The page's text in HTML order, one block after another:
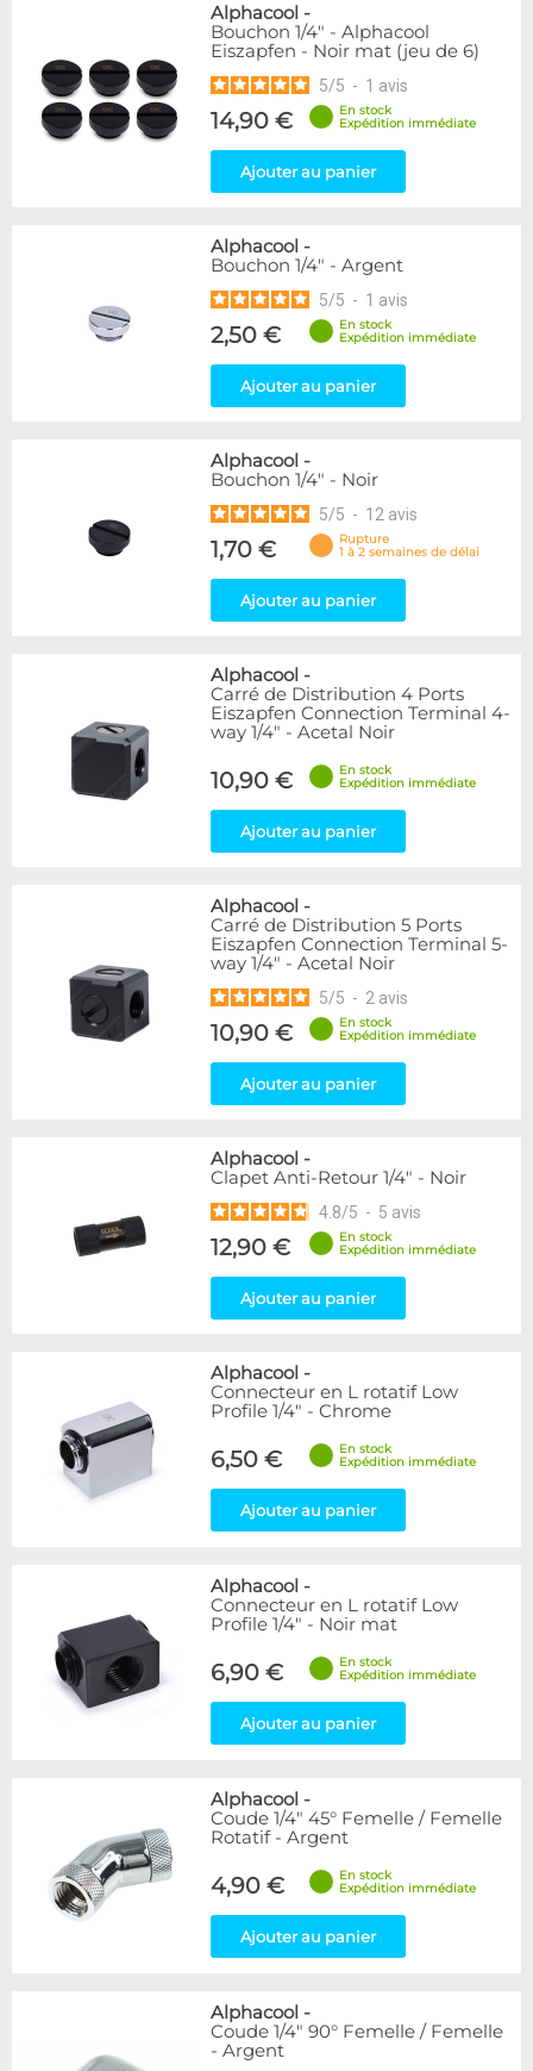
Alphacool -
Bouchon 1/4" - Alphacool
Eiszapfen - Noir mat (jeu de 6)
5/5 - 1 avis
14,90 €
En stock
Expédition immédiate
Ajouter au panier
Alphacool -
Bouchon 1/4" - Argent
5/5 - 1 avis
2,50 €
En stock
Expédition immédiate
Ajouter au panier
Alphacool -
Bouchon 1/4" - Noir
5/5 - 12 avis
1,70 €
Rupture
1 à 2 semaines de délai
Ajouter au panier
Alphacool -
Carré de Distribution 4 Ports
Eiszapfen Connection Terminal 4-
way 1/4" - Acetal Noir
10,90 €
En stock
Expédition immédiate
Ajouter au panier
Alphacool -
Carré de Distribution 5 Ports
Eiszapfen Connection Terminal 5-
way 1/4" - Acetal Noir
5/5 - 2 avis
10,90 €
En stock
Expédition immédiate
Ajouter au panier
Alphacool -
Clapet Anti-Retour 1/4" - Noir
4.8/5 - 5 avis
12,90 €
En stock
Expédition immédiate
Ajouter au panier
Alphacool -
Connecteur en L rotatif Low
Profile 1/4" - Chrome
6,50 €
En stock
Expédition immédiate
Ajouter au panier
Alphacool -
Connecteur en L rotatif Low
Profile 1/4" - Noir mat
6,90 €
En stock
Expédition immédiate
Ajouter au panier
Alphacool -
Coude 1/4" 45° Femelle / Femelle
Rotatif - Argent
4,90 €
En stock
Expédition immédiate
Ajouter au panier
Alphacool -
Coude 1/4" 90° Femelle / Femelle
- Argent